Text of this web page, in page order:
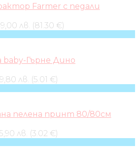
Farmer с педали
лв. (81.30 €)
baby-Гърне Дино
9,80 лв. (5.01 €)
пелена принт 80/80см
лв. (3.02 €)